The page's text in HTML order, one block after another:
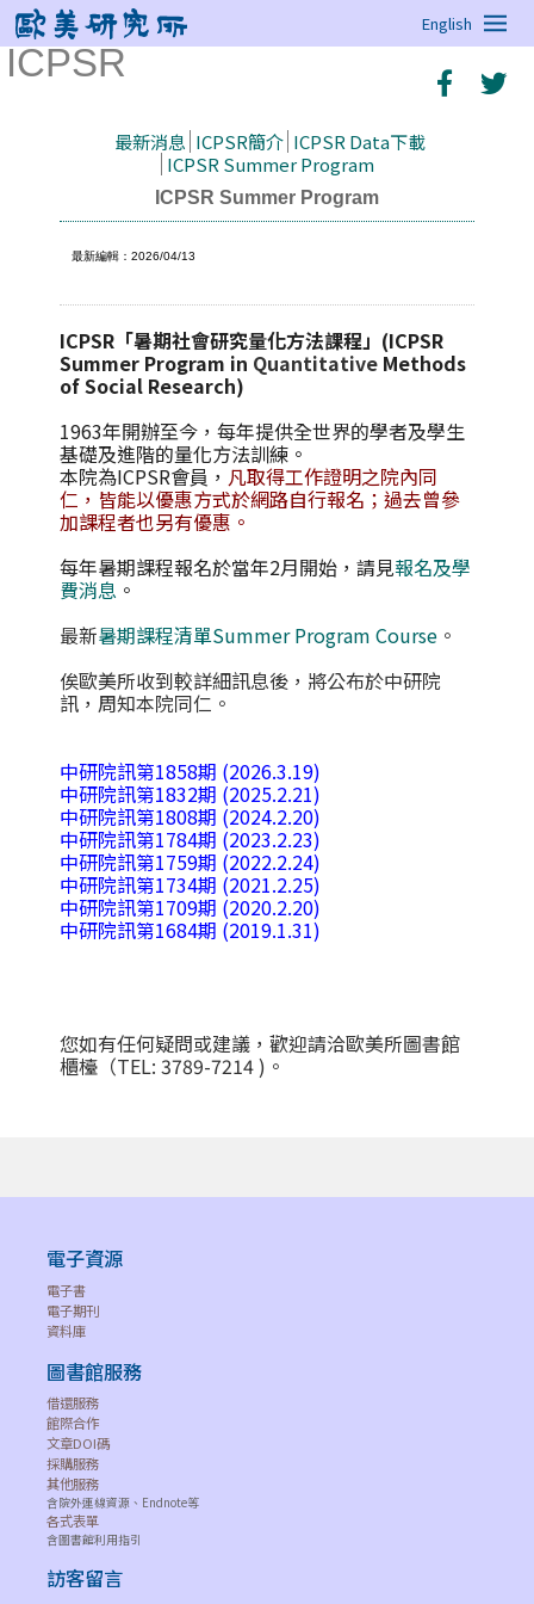
English
ICPSR
最新消息 ICPSR簡介 ICPSR Data下載
ICPSR Summer Program
ICPSR Summer Program
最新編輯：2026/04/13
ICPSR 「暑期社會研究量化方法課程」 (ICPSR
Summer Program in Quantitative Methods
of Social Research)
1963年開辦至今，每年提供全世界的學者及學生
基礎及進階的量化方法訓練。
本院為ICPSR會員， 凡取得工作證明之院內同
仁，皆能以優惠方式於網路自行報名；過去曾參
加課程者也另有優惠。
每年暑期課程報名於當年2月開始，請見報名及學
費消息 。
最新暑期課程清單Summer Program Course 。
俟歐美所收到較詳細訊息後，將公布於中研院
訊，周知本院同仁。
中研院訊第1858期 (2026.3.19)
中研院訊第1832期 (2025.2.21)
中研院訊第1808期 (2024.2.20)
中研院訊第1784期 (2023.2.23)
中研院訊第1759期 (2022.2.24)
中研院訊第1734期 (2021.2.25)
中研院訊第1709期 (2020.2.20)
中研院訊第1684期 (2019.1.31)
您如有任何疑問或建議，歡迎請洽歐美所圖書館
櫃檯（TEL: 3789-7214 )。
電子資源
電子書
電子期刊
資料庫
圖書館服務
借還服務
館際合作
文章DOI碼
採購服務
其他服務
含院外連線資源、Endnote等
各式表單
含圖書館利用指引
訪客留言